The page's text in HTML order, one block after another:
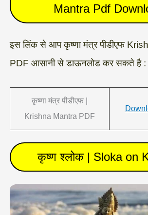
Mantra Pdf
इस लिंक से आप कृष्णा मंत्र पीडीएफ
PDF आसानी से डाऊनलोड कर सकते है :
कृष्णा मंत्र पीडीएफ |
Krishna Mantra PDF
कृष्ण श्लोक | Sloka on